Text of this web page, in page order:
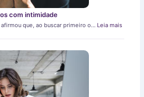
com intimidade
que, ao buscar primeiro o… Leia mais